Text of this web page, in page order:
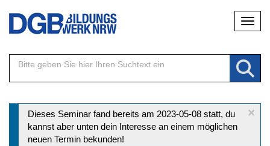
Direkt
Inhalt
×
Statusmeldung
Dieses Seminar fand bereits am 2023-05-08 statt, du
kannst aber unten dein Interesse an einem möglichen
neuen Termin bekunden!